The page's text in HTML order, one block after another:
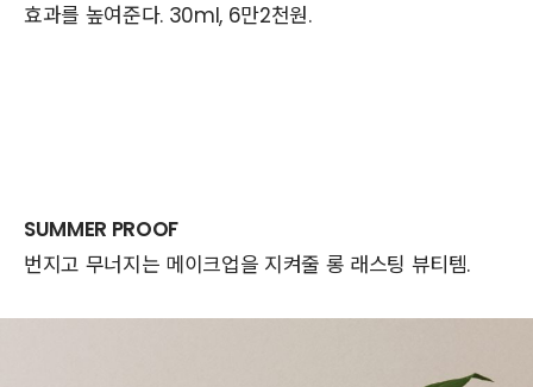
효과를 높여준다. 30ml, 6만2천원.
SUMMER PROOF
번지고 무너지는 메이크업을 지켜줄 롱 래스팅 뷰티템.